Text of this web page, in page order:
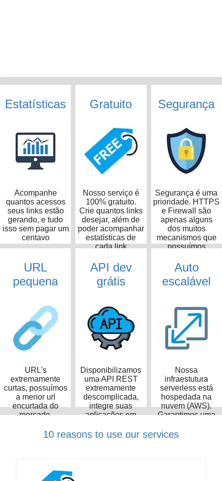
Estatísticas
Acompanhe
quantos acessos
seus links estão
gerando, e tudo
isso sem pagar um
centavo
Gratuito
Nosso serviço é
100% gratuito.
Crie quantos links
desejar, além de
poder acompanhar
estatísticas de
cada link
Segurança
Segurança é uma
prioridade. HTTPS
e Firewall são
apenas alguns
dos muitos
mecanismos que
possuímos
URL
pequena
URL's
extremamente
curtas, possuímos
a menor url
encurtada do
mercado,
14 caracteres
API dev
grátis
Disponibilizamos
uma API REST
extremamente
descomplicada,
integre suas
aplicações em
Auto
escalável
Nossa
infraestutura
serverless está
hospedada na
nuvem (AWS).
Garantimos uma
disponibilidade de
10 reasons to use our services